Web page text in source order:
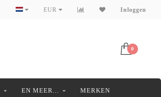
EUR Inloggen
0
EN MEER... MERKEN